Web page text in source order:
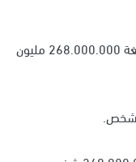
يصل عدد المتحدثين بهذه اللغة 268.000.000 مليون